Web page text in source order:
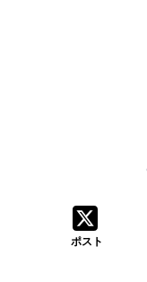
ポスト